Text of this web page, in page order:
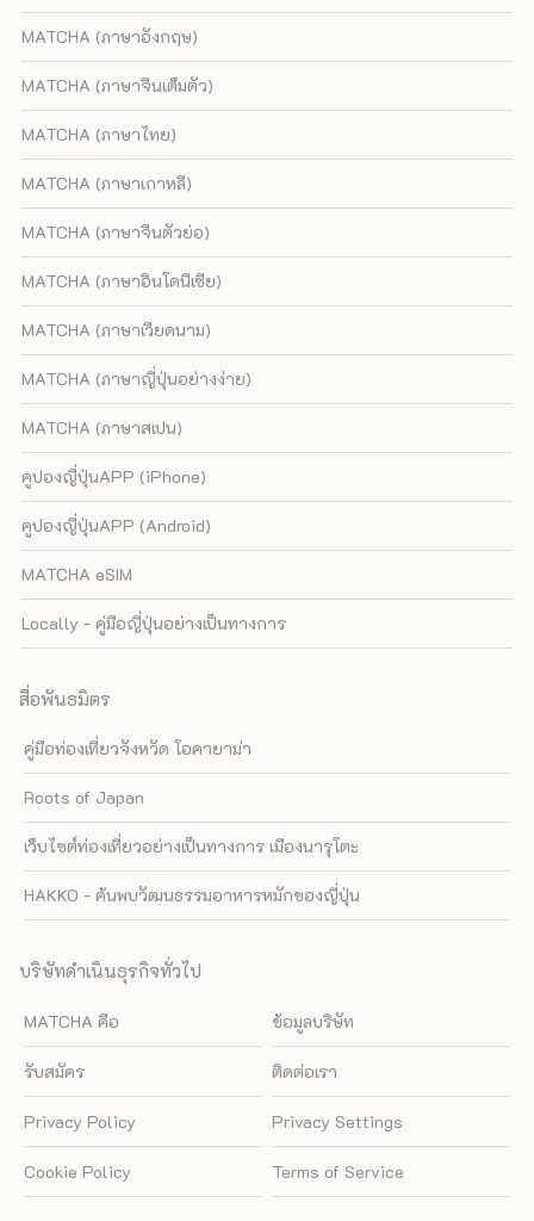
MATCHA (ภาษาอังกฤษ)
MATCHA (ภาษาจีนเต็มตัว)
MATCHA (ภาษาไทย)
MATCHA (ภาษาเกาหลี)
MATCHA (ภาษาจีนตัวย่อ)
MATCHA (ภาษาอินโดนีเซีย)
MATCHA (ภาษาเวียดนาม)
MATCHA (ภาษาญี่ปุ่นอย่างง่าย)
MATCHA (ภาษาสเปน)
คูปองญี่ปุ่นAPP (iPhone)
คูปองญี่ปุ่นAPP (Android)
MATCHA eSIM
Locally - คู่มือญี่ปุ่นอย่างเป็นทางการ
สื่อพันธมิตร
คู่มือท่องเที่ยวจังหวัด โอคายาม่า
Roots of Japan
เว็บไซต์ท่องเที่ยวอย่างเป็นทางการ เมืองนารุโตะ
HAKKO - ค้นพบวัฒนธรรมอาหารหมักของญี่ปุ่น
บริษัทดำเนินธุรกิจทั่วไป
MATCHA คือ ข้อมูลบริษัท
รับสมัคร ติดต่อเรา
Privacy Policy Privacy Settings
Cookie Policy Terms of Service